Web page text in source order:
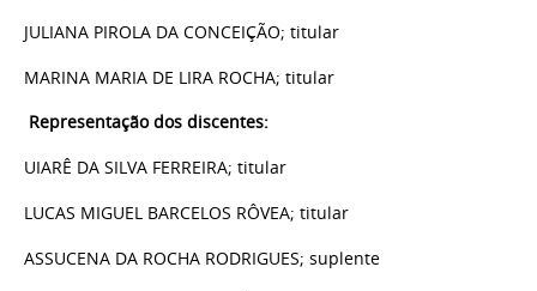
JULIANA PIROLA DA CONCEIÇÃO; titular
MARINA MARIA DE LIRA ROCHA; titular
Representação dos discentes:
UIARÊ DA SILVA FERREIRA; titular
LUCAS MIGUEL BARCELOS RÔVEA; titular
ASSUCENA DA ROCHA RODRIGUES; suplente